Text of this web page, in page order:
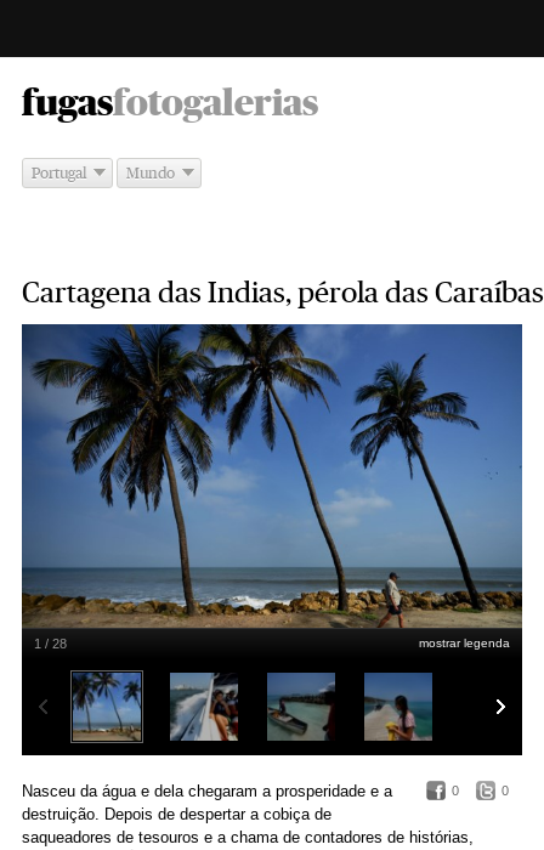
fugas -
fotogalerias
Portugal Mundo
Cartagena das Indias, pérola das Caraíbas
mostrar legenda
1 / 28
0 0
Nasceu da água e dela chegaram a prosperidade e a
destruição. Depois de despertar a cobiça de
saqueadores de tesouros e a chama de contadores de histórias,